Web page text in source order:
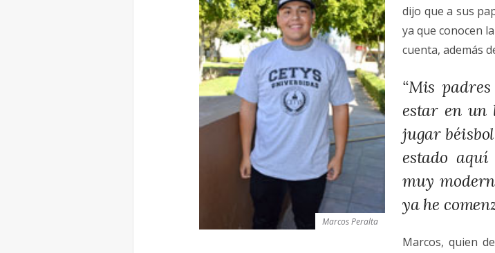
Marcos Peralta
dijo que a sus
ya que conocen
cuenta, además
“Mis
estar en un
jugar
estado
muy
ya he
Marcos, quien